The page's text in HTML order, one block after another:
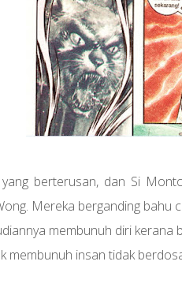
berterusan, dan Si
Mereka berganding bahu
membunuh diri kerana
membunuh insan tidak